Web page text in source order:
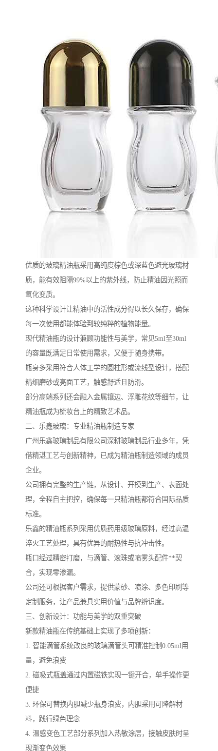
优质的玻璃精油瓶采用高纯度棕色或深蓝色避光玻璃材
质，能有效阻隔99%以上的紫外线，防止精油因光照而
氧化变质。
这种科学设计让精油中的活性成分得以长久保存，确保
每一次使用都能体验到较纯粹的植物能量。
现代精油瓶的设计兼顾功能性与美学，常见5ml至30ml
的容量既满足日常使用需求，又便于随身携带。
瓶身多采用符合人体工学的圆柱形或流线型设计，搭配
精细磨砂或亮面工艺，触感舒适且防滑。
部分高端系列还会融入金属镶边、浮雕花纹等细节，让
精油瓶成为梳妆台上的精致艺术品。
二、乐鑫玻璃：专业精油瓶制造专家
广州乐鑫玻璃制品有限公司深耕玻璃制品行业多年，凭
借精湛工艺与创新精神，已成为精油瓶制造领域的成员
企业。
公司拥有完整的生产链，从设计、开模到生产、表面处
理，全程自主把控，确保每一只精油瓶都符合国际品质
标准。
乐鑫的精油瓶系列采用优质药用级玻璃原料，经过高温
淬火工艺处理，具有优异的耐热性与抗冲击性。
瓶口经过精密打磨，与滴管、滚珠或喷雾头配件**契
合，实现零渗漏。
公司还可根据客户需求，提供蒙砂、喷涂、多色印刷等
定制服务，让产品兼具实用价值与品牌辨识度。
三、创新设计：功能与美学的双重突破
新款精油瓶在传统基础上实现了多项创新：
1. 智能滴管系统改良的玻璃滴管头可精准控制0.05ml用
量，避免浪费
2. 磁吸式瓶盖通过内置磁铁实现一键开合，单手操作更
便捷
3. 环保可替换内胆减少瓶身浪费，内胆采用可降解材
料，践行绿色理念
4. 温感变色工艺部分系列加入热敏涂层，接触皮肤时呈
现渐变色效果